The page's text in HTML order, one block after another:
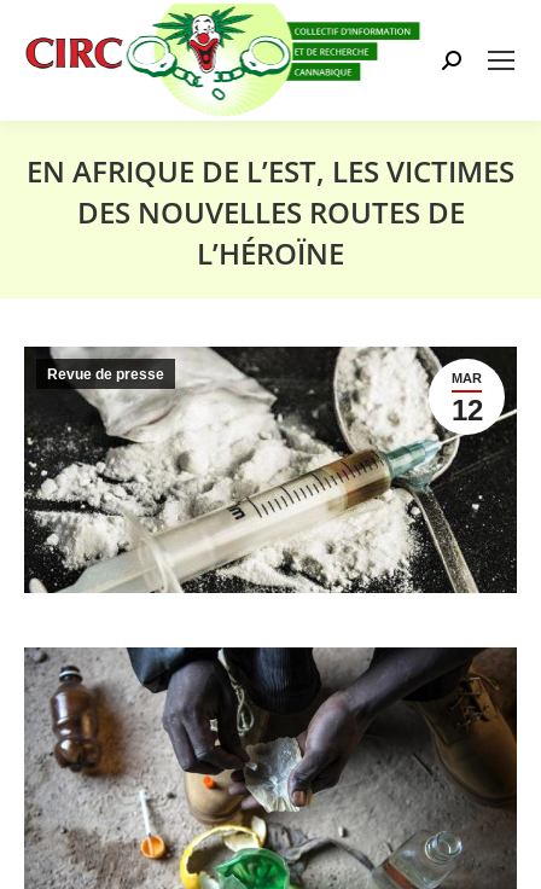
Search:
EN AFRIQUE DE L’EST, LES VICTIMES
DES NOUVELLES ROUTES DE
L’HÉROÏNE
MAR
12
Revue de presse